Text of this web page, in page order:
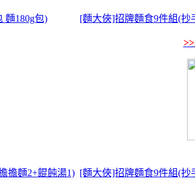
麵180g包) [麵大俠]招牌麵食9件組(抄
擔麵2+餛飩湯1) [麵大俠]招牌麵食9件組(抄